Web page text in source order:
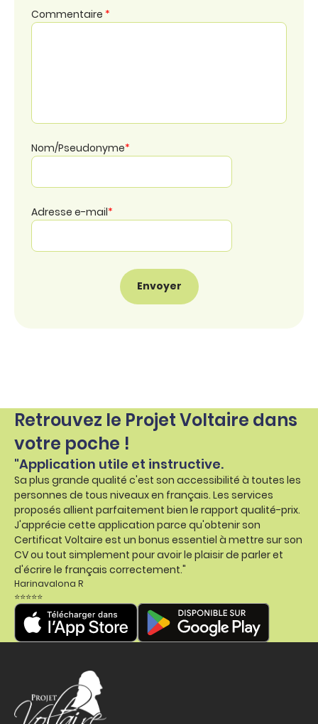
Commentaire *
Nom/Pseudonyme*
Adresse e-mail*
Retrouvez le Projet Voltaire dans
votre poche !
"Application utile et instructive.
Sa plus grande qualité c'est son accessibilité à toutes les
personnes de tous niveaux en français. Les services
proposés allient parfaitement bien le rapport qualité-prix.
J'apprécie cette application parce qu'obtenir son
Certificat Voltaire est un bonus essentiel à mettre sur son
CV ou tout simplement pour avoir le plaisir de parler et
d'écrire le français correctement."
Harinavalona R
⭐⭐⭐⭐⭐